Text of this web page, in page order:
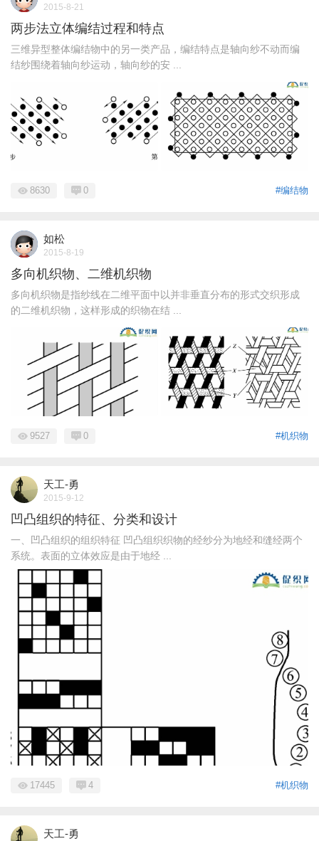
2015-8-21
两步法立体编结过程和特点
三维异型整体编结物中的另一类产品，编结特点是轴向纱不动而编
结纱围绕着轴向纱运动，轴向纱的安 ...
#编结物
8630 0
如松
2015-8-19
多向机织物、二维机织物
多向机织物是指纱线在二维平面中以并非垂直分布的形式交织形成
的二维机织物，这样形成的织物在结 ...
#机织物
9527 0
天工-勇
2015-9-12
凹凸组织的特征、分类和设计
一、凹凸组织的组织特征 凹凸组织织物的经纱分为地经和缝经两个
系统。表面的立体效应是由于地经 ...
#机织物
17445 4
天工-勇